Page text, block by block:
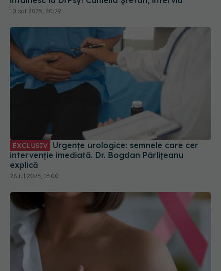
intervenție imediată. Dr. Bogdan Pârlițeanu
explică
28 iul 2025, 13:00